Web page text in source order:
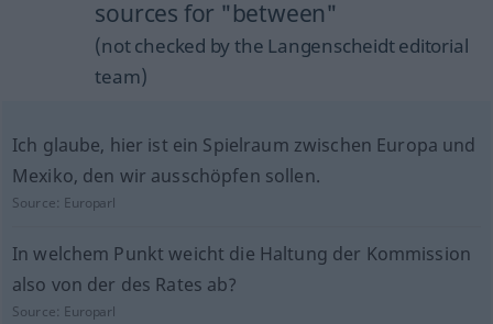
sources for "between"
(not checked by the Langenscheidt editorial
team)
Ich glaube, hier ist ein Spielraum zwischen Europa und
Mexiko, den wir ausschöpfen sollen.
Source: Europarl
In welchem Punkt weicht die Haltung der Kommission
also von der des Rates ab?
Source: Europarl